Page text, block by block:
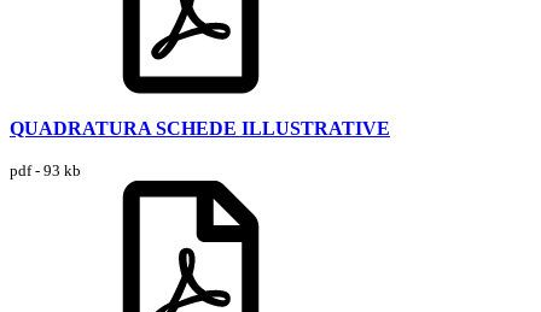
QUADRATURA SCHEDE ILLUSTRATIVE
pdf - 93 kb